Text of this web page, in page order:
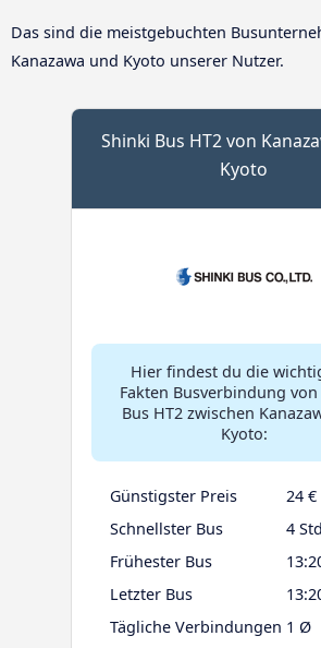
Das sind die meistgebuchten
Kanazawa und Kyoto unserer Nutzer.
Shinki Bus HT2 von
Kyoto
Hier findest du die
Fakten Busverbindung
Bus HT2 zwischen
Kyoto:
Günstigster Preis
24 €
Schnellster Bus
4
Frühester Bus
Letzter Bus
Tägliche Verbindungen 1 Ø